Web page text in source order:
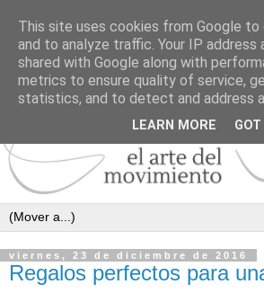
viernes, 23 de diciembre de 2016
Regalos perfectos para
This site uses cookies from Google
and to analyze traffic. Your IP address
shared with Google along with
metrics to ensure quality of service,
statistics, and to detect and address
LEARN MORE